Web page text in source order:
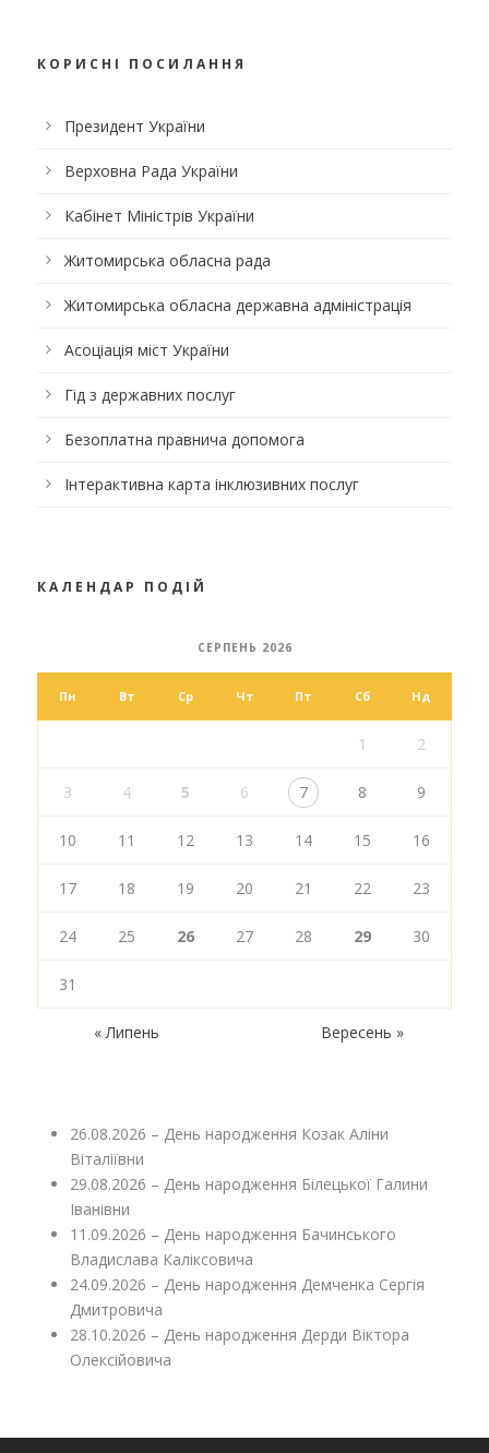
КОРИСНІ ПОСИЛАННЯ
Президент України
Верховна Рада України
Кабінет Міністрів України
Житомирська обласна рада
Житомирська обласна державна адміністрація
Асоціація міст України
Гід з державних послуг
Безоплатна правнича допомога
Інтерактивна карта інклюзивних послуг
КАЛЕНДАР ПОДІЙ
СЕРПЕНЬ 2026
Пн Вт Ср Чт Пт Сб Нд
1 2
3 4 5 6 7 8 9
10 11 12 13 14 15 16
17 18 19 20 21 22 23
24 25 26 27 28 29 30
31
« Липень Вересень »
26.08.2026 – День народження Козак Аліни
Віталіївни
29.08.2026 – День народження Білецької Галини
Іванівни
11.09.2026 – День народження Бачинського
Владислава Каліксовича
24.09.2026 – День народження Демченка Сергія
Дмитровича
28.10.2026 – День народження Дерди Віктора
Олексійовича